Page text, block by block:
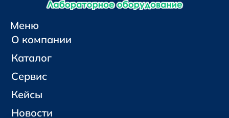
Меню
О компании
Каталог
Сервис
Кейсы
Новости